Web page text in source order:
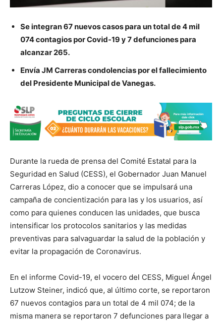
Se integran 67 nuevos casos para un total de 4 mil
074 contagios por Covid-19 y 7 defunciones para
alcanzar 265.
Envía JM Carreras condolencias por el fallecimiento
del Presidente Municipal de Vanegas.
Durante la rueda de prensa del Comité Estatal para la
Seguridad en Salud (CESS), el Gobernador Juan Manuel
Carreras López, dio a conocer que se impulsará una
campaña de concientización para las y los usuarios, así
como para quienes conducen las unidades, que busca
intensificar los protocolos sanitarios y las medidas
preventivas para salvaguardar la salud de la población y
evitar la propagación de Coronavirus.
En el informe Covid-19, el vocero del CESS, Miguel Ángel
Lutzow Steiner, indicó que, al último corte, se reportaron
67 nuevos contagios para un total de 4 mil 074; de la
misma manera se reportaron 7 defunciones para llegar a